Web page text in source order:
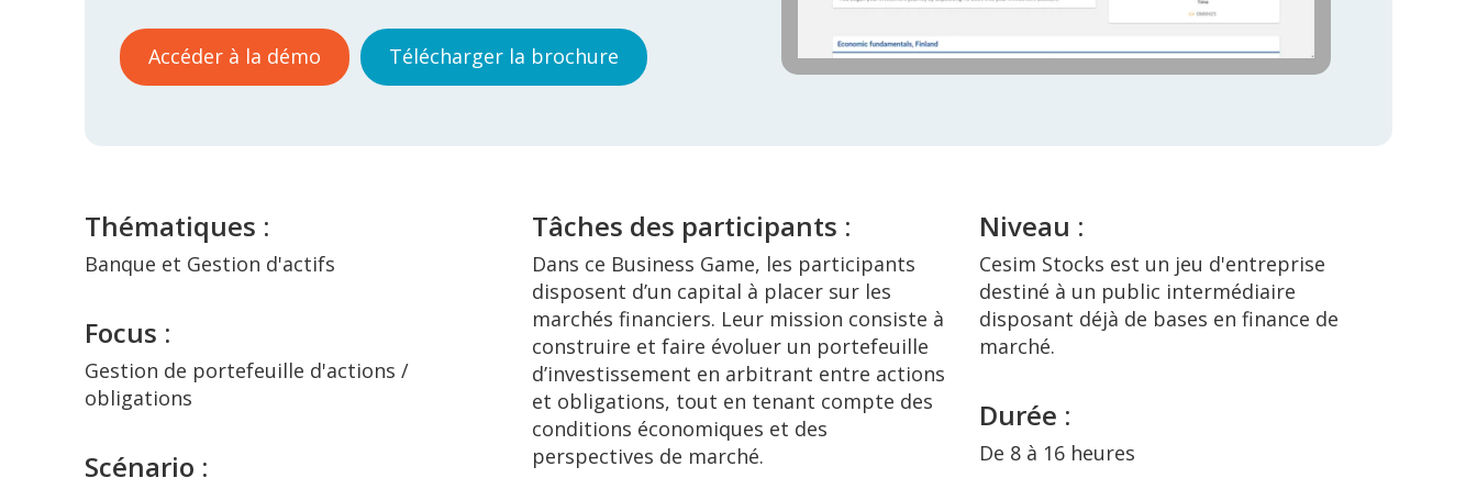
Accéder à la démo Télécharger la brochure
Thématiques :
Banque et Gestion d'actifs
Focus :
Gestion de portefeuille d'actions /
obligations
Scénario :
Tâches des participants :
Dans ce Business Game, les participants
disposent d’un capital à placer sur les
marchés financiers. Leur mission consiste à
construire et faire évoluer un portefeuille
d’investissement en arbitrant entre actions
et obligations, tout en tenant compte des
conditions économiques et des
perspectives de marché.
Niveau :
Cesim Stocks est un jeu d'entreprise
destiné à un public intermédiaire
disposant déjà de bases en finance de
marché.
Durée :
De 8 à 16 heures